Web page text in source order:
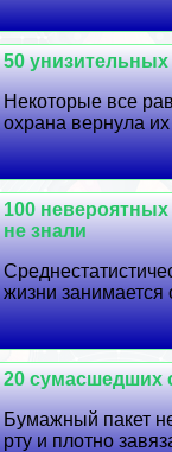
50
Некоторые все
охрана вернула
100
не знали
жизни занимается
20 cyмacшедших
Бумажный пакет
рту и плотно